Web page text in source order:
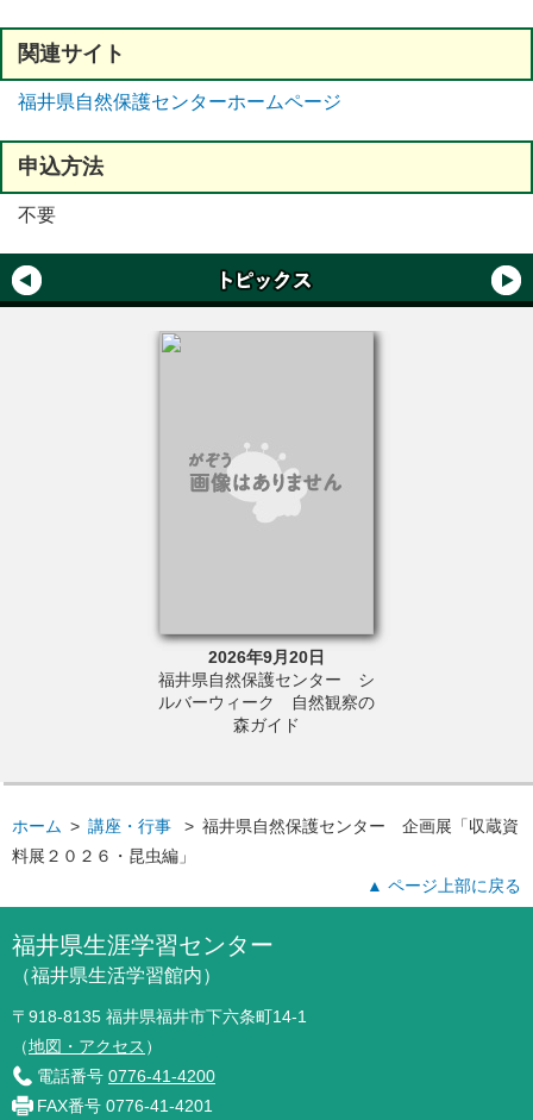
関連サイト
福井県自然保護センターホームページ
申込方法
不要
2026年9月20日
福井県自然保護センター シ
ルバーウィーク 自然観察の
森ガイド
ホーム > 講座・行事 > 福井県自然保護センター 企画展「収蔵資
料展２０２６・昆虫編」
▲ ページ上部に戻る
福井県生涯学習センター
（福井県生活学習館内）
〒918-8135 福井県福井市下六条町14-1
（地図・アクセス ）
電話番号 0776-41-4200
FAX番号 0776-41-4201